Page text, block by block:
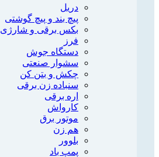
دریل
پیچ بند و پیچ گوشتی
بکس برقی و شارژی
فرز
دستگاه جوش
سشوار صنعتی
چکش و بتن کن
سنباده زن برقی
اره برقی
کارواش
موتور برق
هم زن
بلوور
پمپ باد